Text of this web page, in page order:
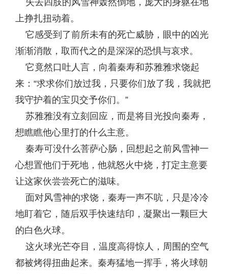
失去四肢的风雪神轰然倒地，庞大的身躯在地
上挣扎扭动着。
它感受到了前所未有的死亡威胁，眼中的凶光
渐渐消散，取而代之的是深深的恐惧与哀求。
它竟然口吐人言，向着秦寿和苏雅雅求饶起
来：“求求你们放过我，只要你们放了我，我就把
我守护着的宝贝交予你们。”
苏雅雅没有立刻回应，而是将目光投向秦寿，
想瞧瞧他心里打的什么主意。
秦寿可没什么菩萨心肠，回想起之前风雪神一
心想置他们于死地，他就怒火中烧，打定主意要
让这家伙尝尝死亡的滋味。
面对风雪神的求饶，秦寿一声不吭，只是冷冷
地盯着它，随后双手快速结印，凝聚出一颗巨大
的白色火球。
这火球光芒夺目，温度高得惊人，周围的空气
都被烤得扭曲起来。秦寿猛地一挥手，将火球朝